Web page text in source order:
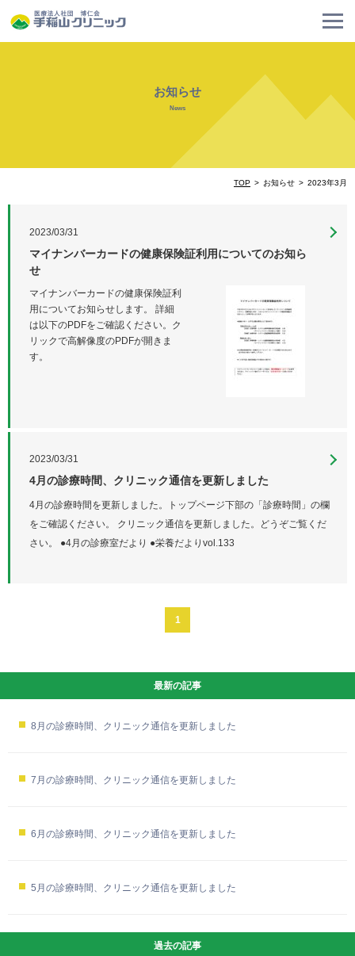
お知らせ
News
TOP お知らせ 2023年3月
2023/03/31
マイナンバーカードの健康保険証利用についてのお知ら
せ
マイナンバーカードの健康保険証利
用についてお知らせします。 詳細
は以下のPDFをご確認ください。ク
リックで高解像度のPDFが開きま
す。
2023/03/31
4月の診療時間、クリニック通信を更新しました
4月の診療時間を更新しました。トップページ下部の「診療時間」の欄
をご確認ください。 クリニック通信を更新しました。どうぞご覧くだ
さい。 ●4月の診療室だより ●栄養だよりvol.133
1
最新の記事
8月の診療時間、クリニック通信を更新しました
7月の診療時間、クリニック通信を更新しました
6月の診療時間、クリニック通信を更新しました
5月の診療時間、クリニック通信を更新しました
過去の記事